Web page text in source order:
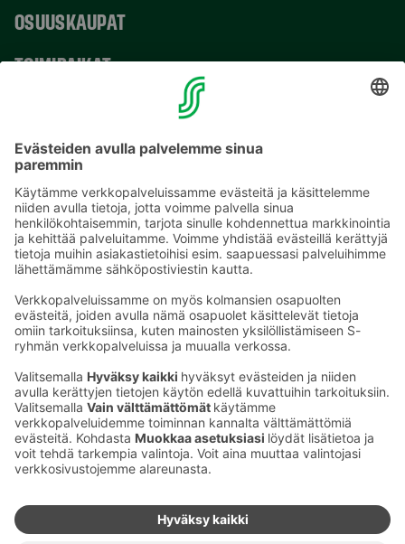
OSUUSKAUPAT
TOIMIPAIKAT
Sähköpostiosoitteet S-ryhmässä ovat muotoa
etunimi.sukunimi@sok.fi
Seuraa meitä:
Muuta evästeasetuksia